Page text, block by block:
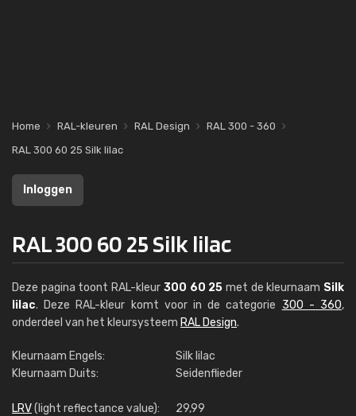
Home RAL-kleuren RAL Design
RAL 300 - 360
RAL 300 60 25 Silk lilac
Inloggen
RAL 300 60 25 Silk lilac
Deze pagina toont RAL-kleur 300 60 25 met de kleurnaam Silk
lilac. Deze RAL-kleur komt voor in de categorie 300 - 360,
onderdeel van het kleursysteem RAL Design.
Kleurnaam Engels:
Silk lilac
Kleurnaam Duits:
Seidenflieder
LRV(light reflectance value): 29,99